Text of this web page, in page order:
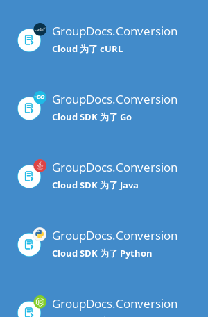
GroupDocs.Conversion
Cloud 为了 cURL
GroupDocs.Conversion
Cloud SDK 为了 Go
GroupDocs.Conversion
Cloud SDK 为了 Java
GroupDocs.Conversion
Cloud SDK 为了 Python
GroupDocs.Conversion